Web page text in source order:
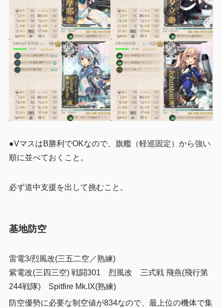
●VマスはB勝利でOKなので、旗艦（軽巡固定）から強い
順に並べておくこと。
必ず道中支援を出して挑むこと。
基地防空
雷電3/烈風改(三五二空／熟練)
紫電改(三四三空) 戦闘301 烈風改 三式戦 飛燕(飛行第
244戦隊) Spitfire Mk.IX(熟練)
防空優勢に必要な制空値が834なので、最上位の機体で集